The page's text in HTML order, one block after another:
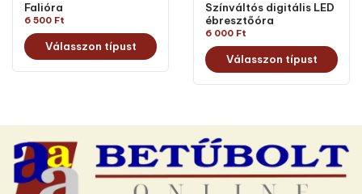
Falióra
6 500 Ft
Válasszon típust
Színváltós digitális LED
ébresztőóra
6 000 Ft
Válasszon típust